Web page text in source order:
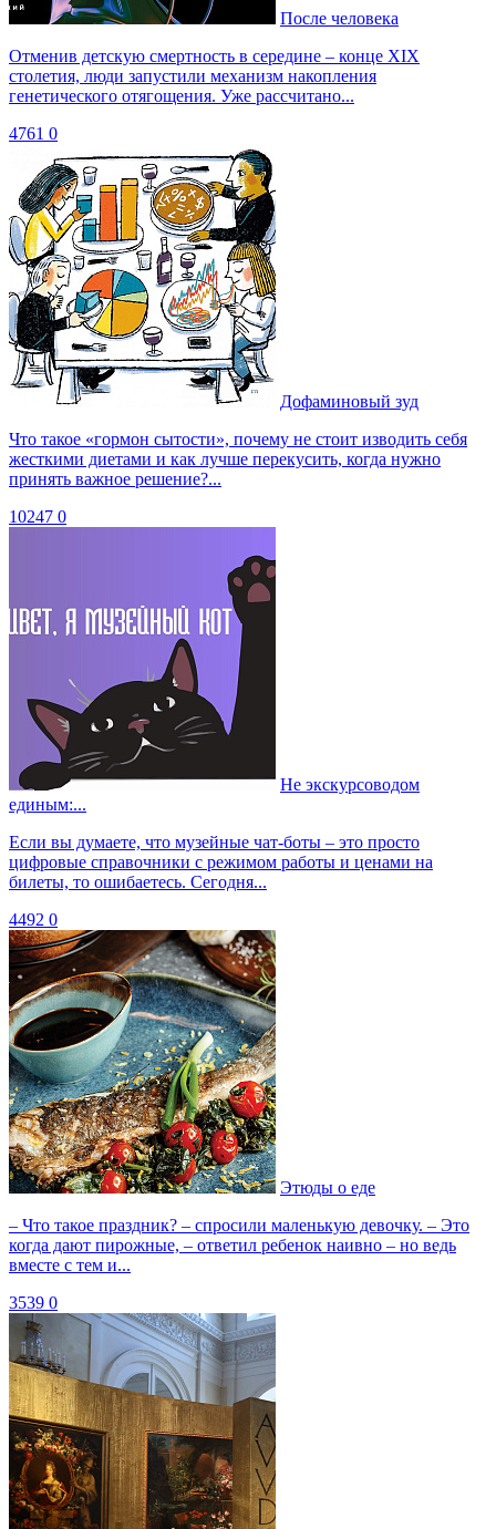
После человека
Отменив детскую смертность в середине – конце XIX
столетия, люди запустили механизм накопления
генетического отягощения. Уже рассчитано...
4761 0
Дофаминовый зуд
Что такое «гормон сытости», почему не стоит изводить себя
жесткими диетами и как лучше перекусить, когда нужно
принять важное решение?...
10247 0
Не экскурсоводом
единым:...
Если вы думаете, что музейные чат-боты – это просто
цифровые справочники с режимом работы и ценами на
билеты, то ошибаетесь. Сегодня...
4492 0
Этюды о еде
– Что такое праздник? – спросили маленькую девочку. – Это
когда дают пирожные, – ответил ребенок наивно – но ведь
вместе с тем и...
3539 0